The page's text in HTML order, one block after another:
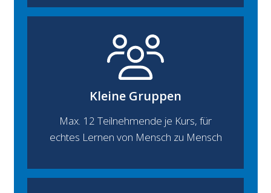
Kleine Gruppen
Max. 12 Teilnehmende je Kurs, für
echtes Lernen von Mensch zu Mensch